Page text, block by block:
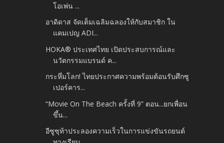
โอเพ่น ...
อาดิดาส จัดเต็มเฉลิมฉลองให้กับสมาชิก ใน
แคมเปญ ADI...
HOKA® ประเทศไทย เปิดประสบการณ์และ
นวัตกรรมแบรนด์ ค...
กระหึ่มโลก! ไทยประกาศความพร้อมต้อนรับศึกซู
เปอร์คาร...
“Movie On The Beach ครั้งที่ 9” ตอน...ยกเพื่อน
ขึ้น...
อีซูซุท้าประลองความเร็วในการแข่งขันรถยนต์